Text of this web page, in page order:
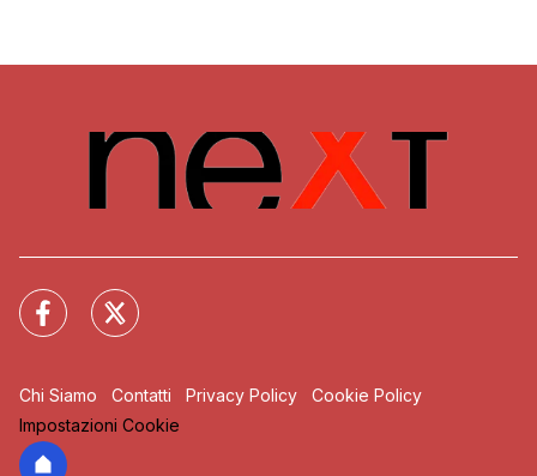
Chi Siamo Contatti Privacy Policy
Cookie Policy
Impostazioni Cookie